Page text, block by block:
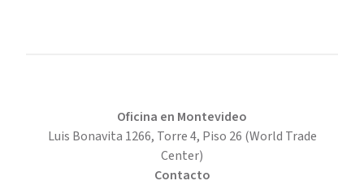
Oficina en Montevideo
Luis Bonavita 1266, Torre 4, Piso 26 (World Trade
Center)
Contacto